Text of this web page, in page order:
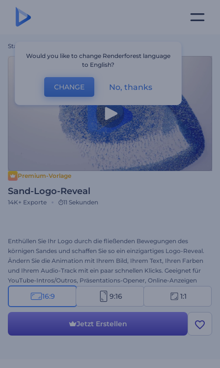
Startseite
Premium-Vorlage
Sand-Logo-Reveal
14K+ Exporte 11 Sekunden
Enthüllen Sie Ihr Logo durch die fließenden Bewegungen des
körnigen Sandes und schaffen Sie so ein einzigartiges Logo-Reveal.
Ändern Sie die Animation mit Ihrem Bild, Ihrem Text, Ihren Farben
und Ihrem Audio-Track mit ein paar schnellen Klicks. Geeignet für
YouTube-Intros/Outros, Präsentations-Opener, Online-Anzeigen
und vieles mehr. Legen Sie jetzt mit der Erstellung los!
16:9 9:16 1:1
Jetzt Erstellen
Would you like to change Renderforest language
to English?
CHANGE No, thanks